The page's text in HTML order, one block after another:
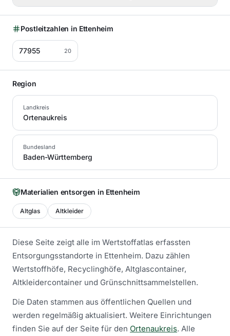
Postleitzahlen in Ettenheim
77955 20
Region
Landkreis
Ortenaukreis
Bundesland
Baden-Württemberg
Materialien entsorgen in Ettenheim
Altglas Altkleider
Diese Seite zeigt alle im Wertstoffatlas erfassten
Entsorgungsstandorte in Ettenheim. Dazu zählen
Wertstoffhöfe, Recyclinghöfe, Altglascontainer,
Altkleidercontainer und Grünschnittsammelstellen.
Die Daten stammen aus öffentlichen Quellen und
werden regelmäßig aktualisiert. Weitere Einrichtungen
finden Sie auf der Seite für den Ortenaukreis. Alle